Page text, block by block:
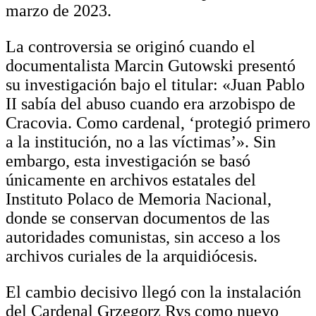
marzo de 2023.
La controversia se originó cuando el
documentalista Marcin Gutowski presentó
su investigación bajo el titular: «Juan Pablo
II sabía del abuso cuando era arzobispo de
Cracovia. Como cardenal, ‘protegió primero
a la institución, no a las víctimas’». Sin
embargo, esta investigación se basó
únicamente en archivos estatales del
Instituto Polaco de Memoria Nacional,
donde se conservan documentos de las
autoridades comunistas, sin acceso a los
archivos curiales de la arquidiócesis.
El cambio decisivo llegó con la instalación
del Cardenal Grzegorz Rys como nuevo